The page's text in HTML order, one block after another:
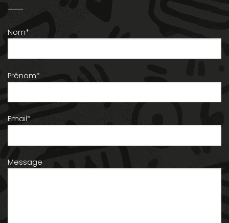
Nom*
Prénom*
Email*
Message